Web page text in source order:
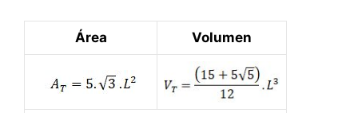
Área Volumen